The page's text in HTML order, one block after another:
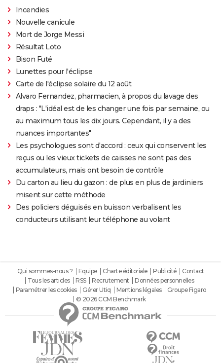
Incendies
Nouvelle canicule
Mort de Jorge Messi
Résultat Loto
Bison Futé
Lunettes pour l'éclipse
Carte de l'éclipse solaire du 12 août
Alvaro Fernandez, pharmacien, à propos du lavage des
draps : "L'idéal est de les changer une fois par semaine, ou
au maximum tous les dix jours. Cependant, il y a des
nuances importantes"
Les psychologues sont d'accord : ceux qui conservent les
reçus ou les vieux tickets de caisses ne sont pas des
accumulateurs, mais ont besoin de contrôle
Du carton au lieu du gazon : de plus en plus de jardiniers
misent sur cette méthode
Des policiers déguisés en buisson verbalisent les
conducteurs utilisant leur téléphone au volant
Qui sommes-nous ? Equipe Charte éditoriale Publicité
Contact
Tous les articles
RSS Recrutement
Données personnelles
Paramétrer les cookies
Gérer Utiq Mentions légales
Groupe Figaro
© 2026 CCM Benchmark